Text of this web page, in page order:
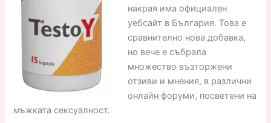
накрая има официален
уебсайт в България. Това е
сравнително нова добавка,
но вече е събрала
множество възторжени
отзиви и мнения, в различни
онлайн форуми, посветени на
мъжката сексуалност.